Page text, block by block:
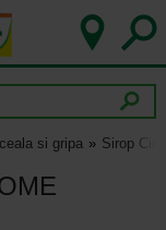
si gripa Sirop